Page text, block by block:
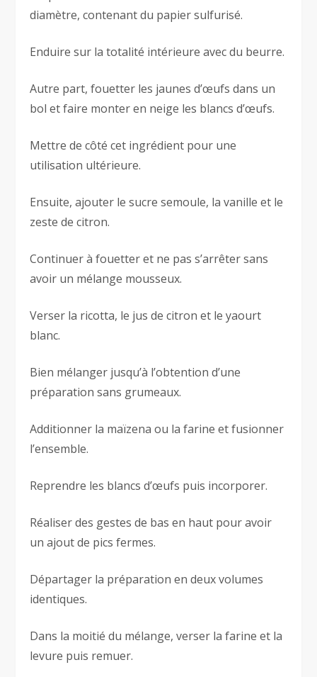
diamètre, contenant du papier sulfurisé.
Enduire sur la totalité intérieure avec du beurre.
Autre part, fouetter les jaunes d’œufs dans un
bol et faire monter en neige les blancs d’œufs.
Mettre de côté cet ingrédient pour une
utilisation ultérieure.
Ensuite, ajouter le sucre semoule, la vanille et le
zeste de citron.
Continuer à fouetter et ne pas s’arrêter sans
avoir un mélange mousseux.
Verser la ricotta, le jus de citron et le yaourt
blanc.
Bien mélanger jusqu’à l’obtention d’une
préparation sans grumeaux.
Additionner la maïzena ou la farine et fusionner
l’ensemble.
Reprendre les blancs d’œufs puis incorporer.
Réaliser des gestes de bas en haut pour avoir
un ajout de pics fermes.
Départager la préparation en deux volumes
identiques.
Dans la moitié du mélange, verser la farine et la
levure puis remuer.